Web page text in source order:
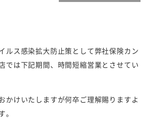
ルス感染拡大防止策として弊社保険カン
では下記期間、時間短縮営業とさせてい
かけいたしますが何卒ご理解賜りますよ